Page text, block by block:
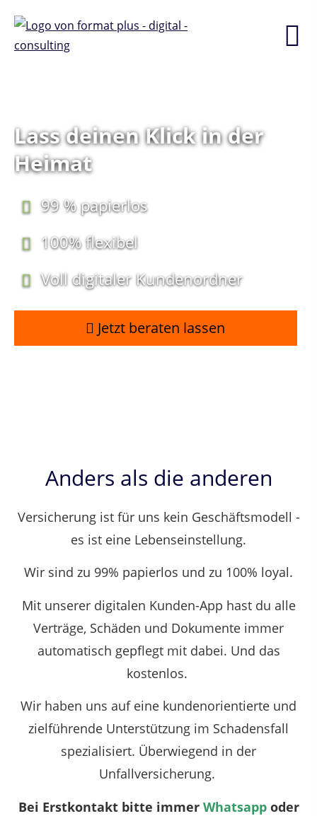
Lass deinen Klick in der
Heimat
99 % papierlos
100% flexibel
Voll digitaler Kundenordner
Jetzt beraten lassen
Anders als die anderen
Versicherung ist für uns kein Geschäftsmodell -
es ist eine Lebenseinstellung.
Wir sind zu 99% papierlos und zu 100% loyal.
Mit unserer digitalen Kunden-App hast du alle
Verträge, Schäden und Dokumente immer
automatisch gepflegt mit dabei. Und das
kostenlos.
Wir haben uns auf eine kundenorientierte und
zielführende Unterstützung im Schadensfall
spezialisiert. Überwiegend in der
Unfallversicherung.
Bei Erstkontakt bitte immer Whatsapp oder